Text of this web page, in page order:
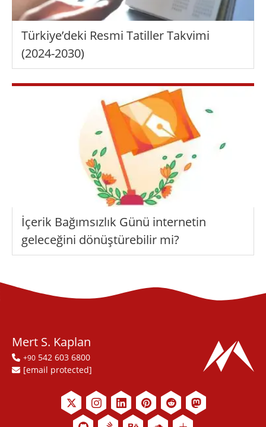
Türkiye’deki Resmi Tatiller Takvimi
(2024-2030)
İçerik Bağımsızlık Günü internetin
geleceğini dönüştürebilir mi?
Mert S. Kaplan
+90 542 603 6800
[email protected]